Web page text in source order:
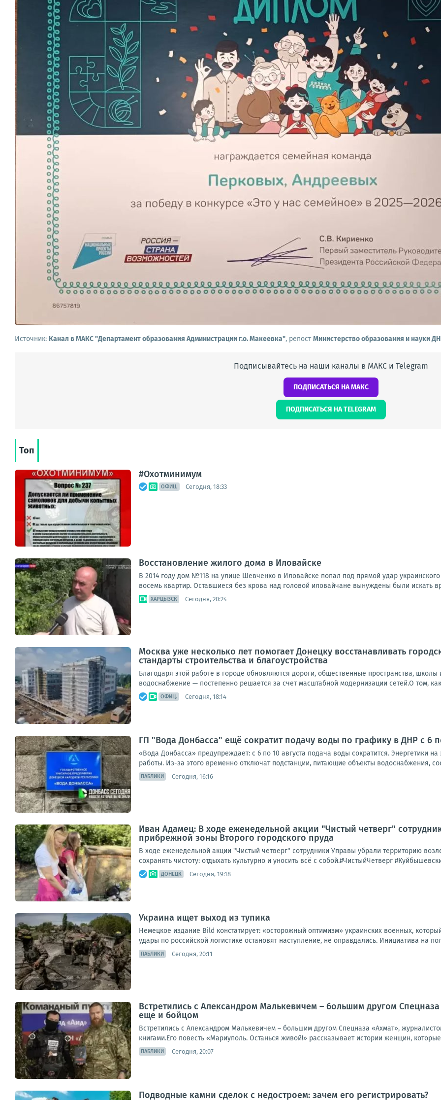
Источник: Канал в МАКС "Департамент образования Администрации г.о. Макеевка", репостМинистерство образования и науки
Подписывайтесь на наши каналы в МАКС и Telegram
ПОДПИСАТЬСЯ НА МАКС
ПОДПИСАТЬСЯ НА TELEGRAM
Топ
#Охотминимум
ОФИЦ. Сегодня, 18:33
Восстановление жилого дома в Иловайске
В 2014 году дом №118 на улице Шевченко в Иловайске попал под прямой удар
восемь квартир. Оставшиеся без крова над головой иловайчане вынуждены были искать
ХАРЦЫЗСК Сегодня, 20:24
Москва уже несколько лет помогает Донецку восстанавливать
стандарты строительства и благоустройства
Благодаря этой работе в городе обновляются дороги, общественные пространства,
водоснабжение — постепенно решается за счет масштабной модернизации сетей.О том,
ОФИЦ. Сегодня, 18:14
ГП "Вода Донбасса" ещё сократит подачу воды по графику в ДНР с 6
«Вода Донбасса» предупреждает: с 6 по 10 августа подача воды сократится. Энергетики
работы. Из-за этого временно отключат подстанции, питающие объекты водоснабжения,
ПАБЛИКИ Сегодня, 16:16
Иван Адамец: В ходе еженедельной акции "Чистый четверг"
прибрежной зоны Второго городского пруда
В ходе еженедельной акции "Чистый четверг" сотрудники Управы убрали территорию
сохранять чистоту: отдыхать культурно и уносить всё с собой.#ЧистыйЧетверг
ДОНЕЦК Сегодня, 19:18
Украина ищет выход из тупика
Немецкое издание Bild констатирует: «осторожный оптимизм» украинских военных,
удары по российской логистике остановят наступление, не оправдались. Инициатива на
ПАБЛИКИ Сегодня, 20:11
Встретились с Александром Малькевичем – большим другом
еще и бойцом
Встретились с Александром Малькевичем – большим другом Спецназа «Ахмат»,
книгами.Его повесть «Мариуполь. Останься живой!» рассказывает истории женщин,
ПАБЛИКИ Сегодня, 20:07
Подводные камни сделок с недостроем: зачем его регистрировать?